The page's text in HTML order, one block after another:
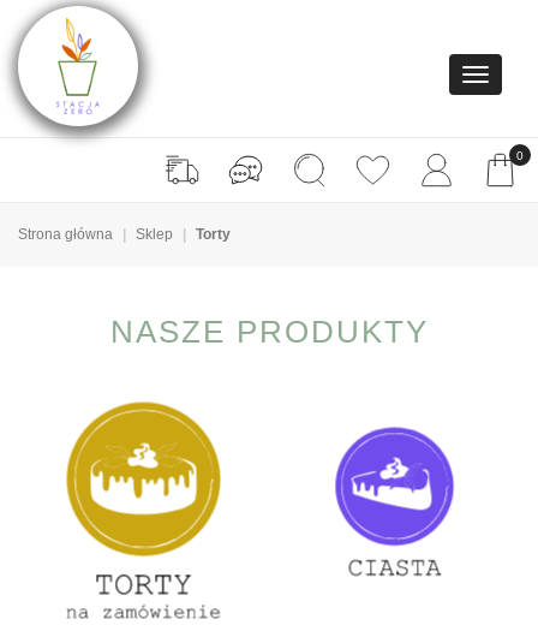
0
Strona główna Sklep Torty
NASZE PRODUKTY